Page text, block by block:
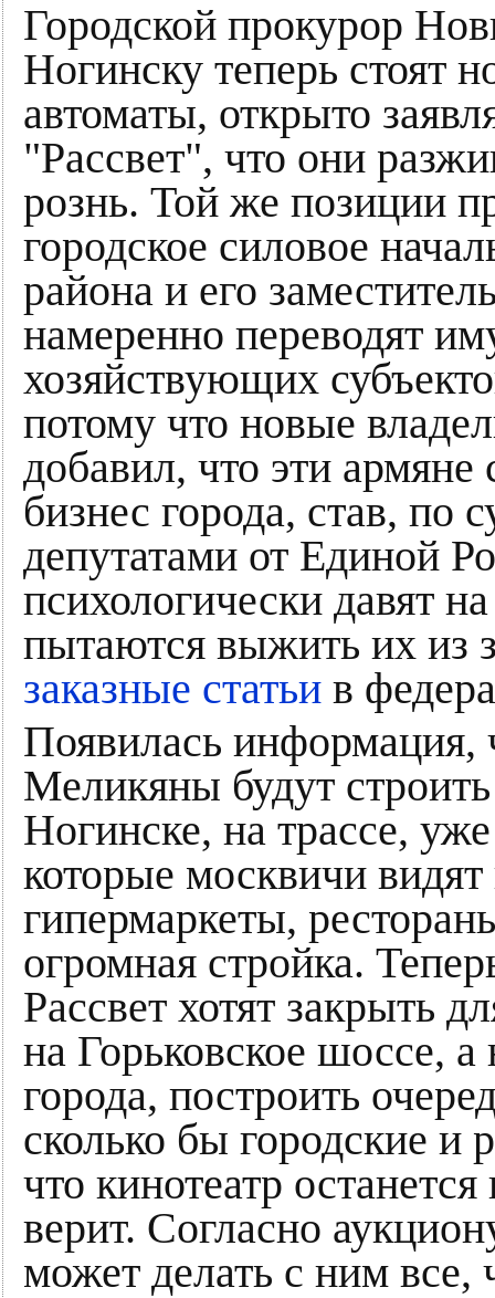
Городской прокурор
Ногинску теперь стоят
автоматы, открыто
"Рассвет", что они
рознь. Той же позиции
городское силовое
района и его
намеренно переводят
хозяйствующих
потому что новые
добавил, что эти
бизнес города, став, по
депутатами от Единой
психологически давят
пытаются выжить их из
заказные статьи в
Появилась информация,
Меликяны будут
Ногинске, на трассе,
которые москвичи
гипермаркеты,
огромная стройка.
Рассвет хотят закрыть
на Горьковское шоссе,
города, построить
сколько бы городские и
что кинотеатр
верит. Согласно
может делать с ним все,